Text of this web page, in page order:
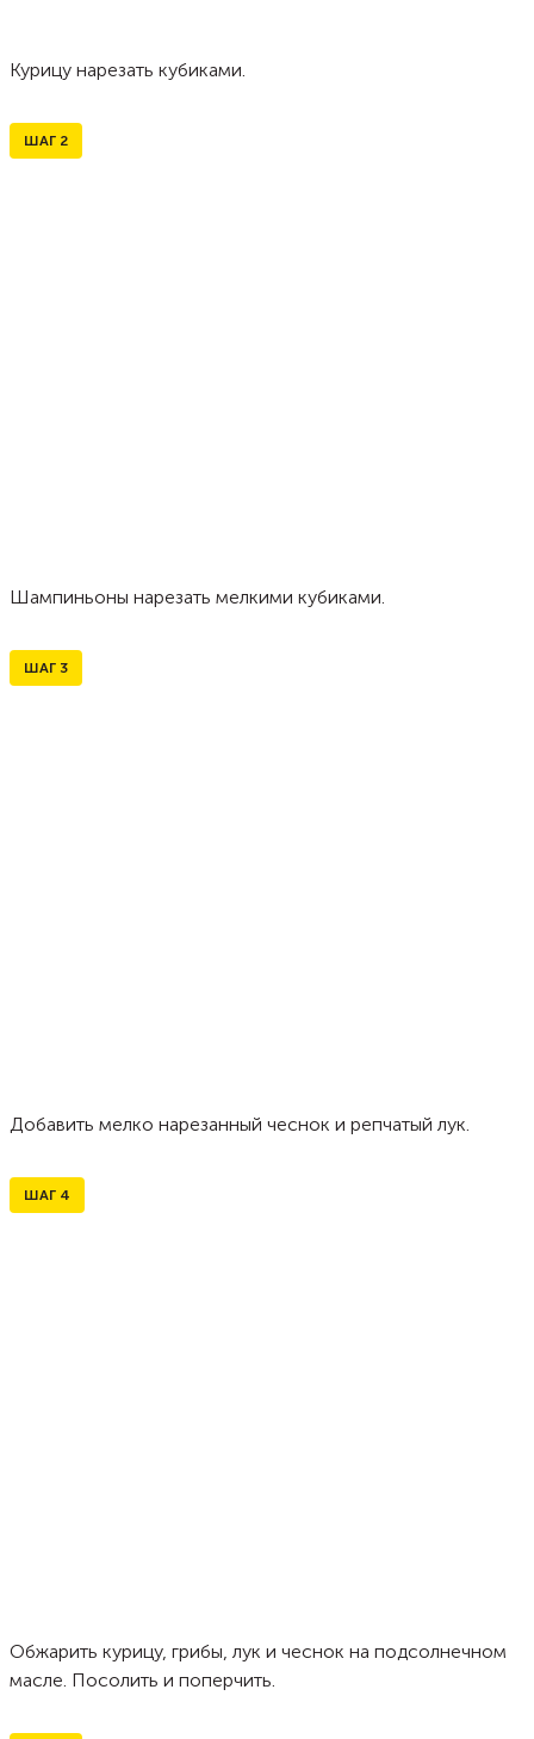
Курицу нарезать кубиками.
ШАГ 2
Шампиньоны нарезать мелкими кубиками.
ШАГ 3
Добавить мелко нарезанный чеснок и репчатый лук.
ШАГ 4
Обжарить курицу, грибы, лук и чеснок на подсолнечном
масле. Посолить и поперчить.